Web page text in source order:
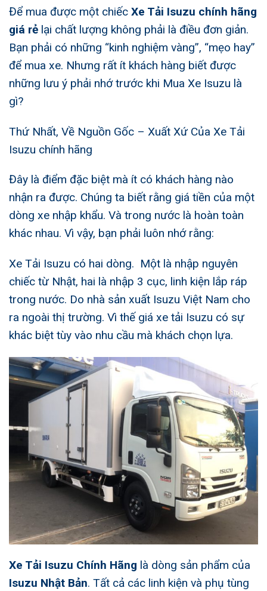
Để mua được một chiếc Xe Tải Isuzu chính hãng
giá rẻ lại chất lượng không phải là điều đơn giản.
Bạn phải có những “kinh nghiệm vàng”, “mẹo hay”
để mua xe. Nhưng rất ít khách hàng biết được
những lưu ý phải nhớ trước khi Mua Xe Isuzu là
gì?
Thứ Nhất, Về Nguồn Gốc – Xuất Xứ Của Xe Tải
Isuzu chính hãng
Đây là điểm đặc biệt mà ít có khách hàng nào
nhận ra được. Chúng ta biết rằng giá tiền của một
dòng xe nhập khẩu. Và trong nước là hoàn toàn
khác nhau. Vì vậy, bạn phải luôn nhớ rằng:
Xe Tải Isuzu có hai dòng. Một là nhập nguyên
chiếc từ Nhật, hai là nhập 3 cục, linh kiện lắp ráp
trong nước. Do nhà sản xuất Isuzu Việt Nam cho
ra ngoài thị trường. Vì thế giá xe tải Isuzu có sự
khác biệt tùy vào nhu cầu mà khách chọn lựa.
Xe Tải Isuzu Chính Hãng là dòng sản phẩm của
Isuzu Nhật Bản. Tất cả các linh kiện và phụ tùng